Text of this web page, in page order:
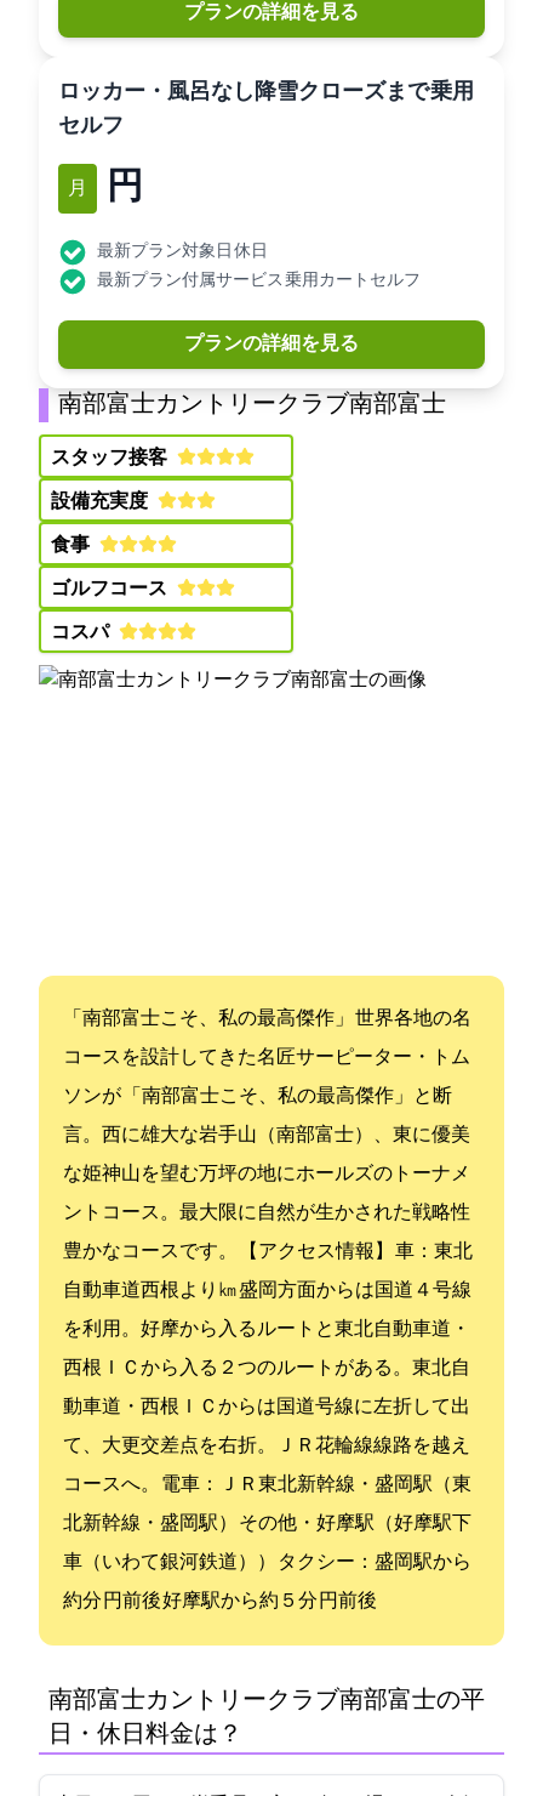
プランの詳細を見る
<ロッカー・風呂なし>降雪クローズまで 乗用
セルフ
12月 7,500円
最新プラン対象日: 休日
最新プラン付属サービス: 乗用カートセルフ
プランの詳細を見る
南部富士カントリークラブ(南部富士CC)
スタッフ接客:
設備充実度:
食事:
ゴルフコース:
コスパ:
「南部富士こそ、私の最高傑作」 世界各地の名
コースを設計してきた名匠“サー”ピーター・トム
ソンが 「南部富士こそ、私の最高傑作」と断
言。西に雄大な岩手山（南部富士）、東に優美
な姫神山を望む42万坪の地に27ホールズのトーナメ
ントコース。最大限に自然が生かされた戦略性
豊かなコースです。 【アクセス情報】 車：東北
自動車道/西根ICより12㎞ 盛岡方面からは国道４号線
を利用。好摩から入るルートと東北自動車道・
西根ＩＣから入る２つのルートがある。東北自
動車道・西根ＩＣからは国道282号線に左折して出
て、大更交差点を右折。ＪＲ花輪線線路を越え
コースへ。 電車：ＪＲ東北新幹線・盛岡駅（東
北新幹線・盛岡駅） その他・好摩駅（好摩駅下
車（IGRいわて銀河鉄道）） タクシー：盛岡駅から
約40分 6000円前後 好摩駅から約５分 1,500円前後
南部富士カントリークラブ(南部富士CC)の平
日・休日料金は？